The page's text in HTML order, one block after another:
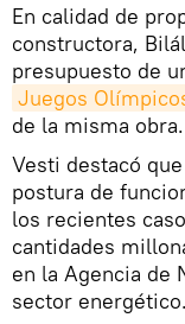
En calidad de
constructora,
presupuesto de
Juegos
de la misma obra.
Vesti destacó
postura de
los recientes
cantidades
en la Agencia de
sector energético.